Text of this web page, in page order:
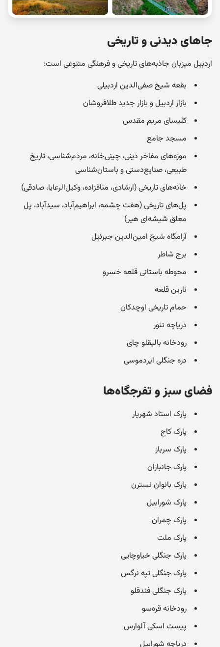
جاهای دیدنی و تاریخی
اردبیل میزبان جاذبه‌های تاریخی و فرهنگی متنوعی است:
بقعه شیخ صفی‌الدین اردبیلی
بازار اردبیل و بازار جدید طلافروشان
کلیسای مریم مقدس
مسجد جامع
موزه‌های مفاخر دینی، چینی‌خانه، مردم‌شناسی، تاریخ
طبیعی، صنایع‌دستی و باستان‌شناسی
خانه‌های تاریخی (ارشادی، منافزاده، وکیل‌الرعایا، صادقی)
پل‌های تاریخی (هفت چشمه، ابراهیم‌آباد، سیدآباد، پل
معلق شیشه‌ای هیر)
آرامگاه شیخ امین‌الدین جبرئیل
برج شاطر
محوطه باستانی قلعه خسرو
نارین قلعه
حمام تاریخی اوچدکان
دریاچه نئور
رودخانه بالیقلو چای
دره جنگلی ایردموسی
فضای سبز و تفرجگاه‌ها
پارک استاد شهریار
پارک کاج
پارک سرباز
پارک جانبازان
پارک بانوان نسترن
پارک شورابیل
پارک چمران
پارک ملت
پارک جنگلی خیاوچایی
پارک جنگلی تپه نرگس
پارک جنگلی فندقلو
رودخانه قره‌سو
پیست اسکی آلوارس
دریاچه شورابیل